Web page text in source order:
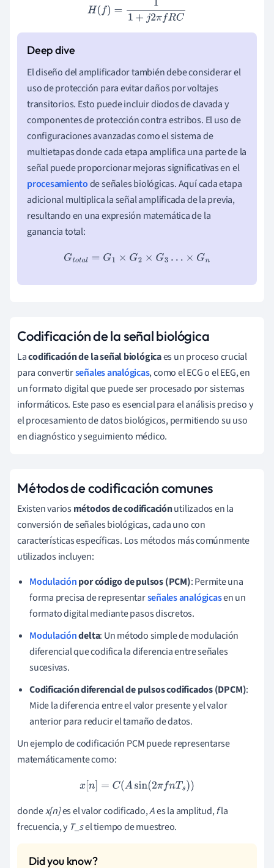
H (f) =11+j2πfRC
El diseño del amplificador también debe considerar el
uso de protección para evitar daños por voltajes
transitorios. Esto puede incluir diodos de clavada y
componentes de protección contra estribos. El uso de
configuraciones avanzadas como el sistema de
multietapas donde cada etapa amplifica una parte de la
señal puede proporcionar mejoras significativas en el
procesamientode señales biológicas. Aquí cada etapa
adicional multiplica la señal amplificada de la previa,
resultando en una expresión matemática de la
ganancia total:
Gto tal= G1 ×G2 ×G 3… × G n
Codificación de la señal biológica
Lacodificación de la señal biológicaes un proceso crucial
para convertirseñales analógicas, como el ECG o el EEG, en
un formato digital que puede ser procesado por sistemas
informáticos. Este paso es esencial para el análisis preciso y
el procesamiento de datos biológicos, permitiendo su uso
en diagnóstico y seguimiento médico.
Métodos de codificación comunes
Existen variosmétodos de codificaciónutilizados en la
conversión de señales biológicas, cada uno con
características específicas. Los métodos más comúnmente
utilizados incluyen:
Modulaciónpor código de pulsos (PCM): Permite una
forma precisa de representarseñales analógicasen un
formato digital mediante pasos discretos.
Modulacióndelta: Un método simple de modulación
diferencial que codifica la diferencia entre señales
sucesivas.
Codificación diferencial de pulsos codificados (DPCM):
Mide la diferencia entre el valor presente y el valor
anterior para reducir el tamaño de datos.
Un ejemplo de codificación PCM puede representarse
matemáticamente como:
[n] =C(Asin(2πfnTs))
dondex[n]es el valor codificado,Aes la amplitud,fla
frecuencia, y T_sel tiempo de muestreo.